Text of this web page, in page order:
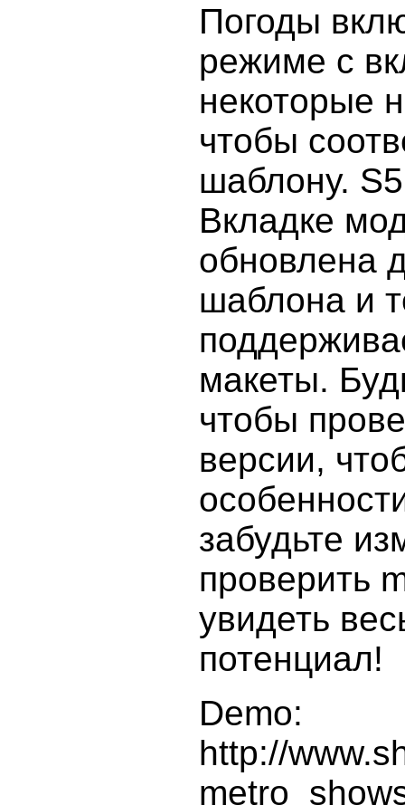
Погоды
режиме с
некоторые
чтобы
шаблону.
Вкладке
обновлена
шаблона и
макеты.
чтобы
версии,
забудьте
проверить
увидеть
потенциал!
Demo:
http://